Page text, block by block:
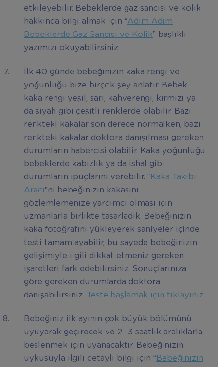
etkileyebilir. Bebeklerde gaz sancısı ve kolik
hakkında bilgi almak için “Adım Adım
Bebeklerde Gaz Sancısı ve Kolik” başlıklı
yazımızı okuyabilirsiniz.
İlk 40 günde bebeğinizin kaka rengi ve
yoğunluğu bize birçok şey anlatır. Bebek
kaka rengi yeşil, sarı, kahverengi, kırmızı ya
da siyah gibi çeşitli renklerde olabilir. Bazı
renkteki kakalar son derece normalken, bazı
renkteki kakalar doktora danışılması gereken
durumların habercisi olabilir. Kaka yoğunluğu
bebeklerde kabızlık ya da ishal gibi
durumların ipuçlarını verebilir. “ Kaka Takibi
Aracı”nı bebeğinizin kakasını
gözlemlemenize yardımcı olması için
uzmanlarla birlikte tasarladık. Bebeğinizin
kaka fotoğrafını yükleyerek saniyeler içinde
testi tamamlayabilir, bu sayede bebeğinizin
gelişimiyle ilgili dikkat etmeniz gereken
işaretleri fark edebilirsiniz. Sonuçlarınıza
göre gereken durumlarda doktora
danışabilirsiniz.
Teste başlamak için tıklayınız.
Bebeğiniz ilk ayının çok büyük bölümünü
uyuyarak geçirecek ve 2- 3 saatlik aralıklarla
beslenmek için uyanacaktır. Bebeğinizin
uykusuyla ilgili detaylı bilgi için “ Bebeğinizin